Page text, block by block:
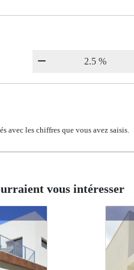
avec les chiffres que vous avez saisis.
vous intéresser
3320